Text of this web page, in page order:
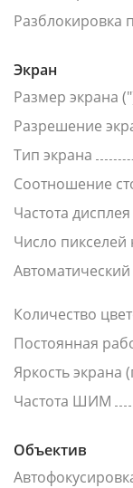
Разблокировка
Экран
Размер экрана
Разрешение
Тип экрана
Соотношение
Частота дисплея
Число
Количество
Постоянная
Яркость экрана
Частота ШИМ
Объектив